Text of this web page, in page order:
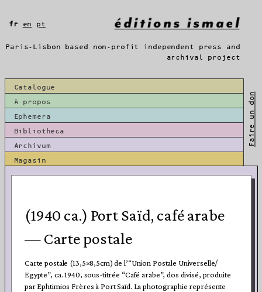
Paris-Lisbon based non-profit independent press and
archival project
Catalogue
À propos
Ephemera
Bibliotheca
Archivum
Magasin
Faire un don
fr en pt
(1940 ca.) Port Saïd, café arabe
— Carte postale
Carte postale (13,5×8,5cm) de l’“Union Postale Universelle/
Egypte”, ca. 1940, sous-titrée “Café arabe”, dos divisé, produite
par Ephtimios Frères à Port Saïd. La photographie représente